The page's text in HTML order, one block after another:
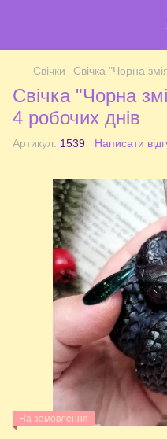
Свічки Свічка "Чорна
Свічка "Чорна
4 робочих днів
Артикул: 1539 Написати
На замовлення